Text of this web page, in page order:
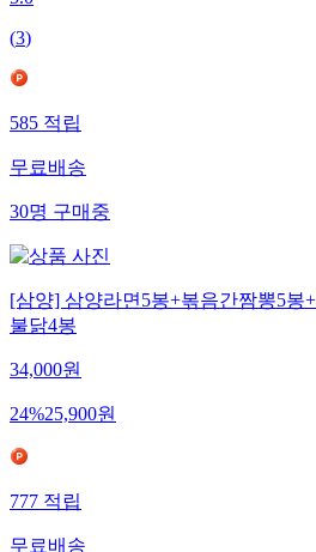
5.0
(3)
585적립
무료배송
30명구매중
[삼양] 삼양라면5봉+볶음간짬뽕5봉
불닭4봉
34,000원
24%25,900원
777적립